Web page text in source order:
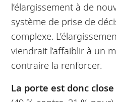
l’élargissement à de
système de prise de
complexe.
viendrait l’affaiblir à un
contraire la renforcer.
La porte est donc